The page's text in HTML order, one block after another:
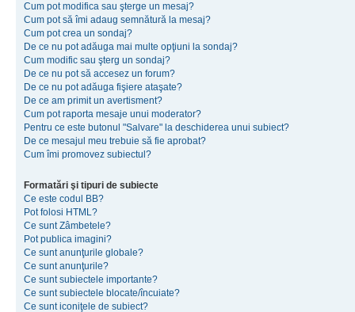
Cum pot modifica sau şterge un mesaj?
Cum pot să îmi adaug semnătură la mesaj?
Cum pot crea un sondaj?
De ce nu pot adăuga mai multe opţiuni la sondaj?
Cum modific sau şterg un sondaj?
De ce nu pot să accesez un forum?
De ce nu pot adăuga fişiere ataşate?
De ce am primit un avertisment?
Cum pot raporta mesaje unui moderator?
Pentru ce este butonul "Salvare" la deschiderea unui subiect?
De ce mesajul meu trebuie să fie aprobat?
Cum îmi promovez subiectul?
Formatări şi tipuri de subiecte
Ce este codul BB?
Pot folosi HTML?
Ce sunt Zâmbetele?
Pot publica imagini?
Ce sunt anunţurile globale?
Ce sunt anunţurile?
Ce sunt subiectele importante?
Ce sunt subiectele blocate/încuiate?
Ce sunt iconiţele de subiect?